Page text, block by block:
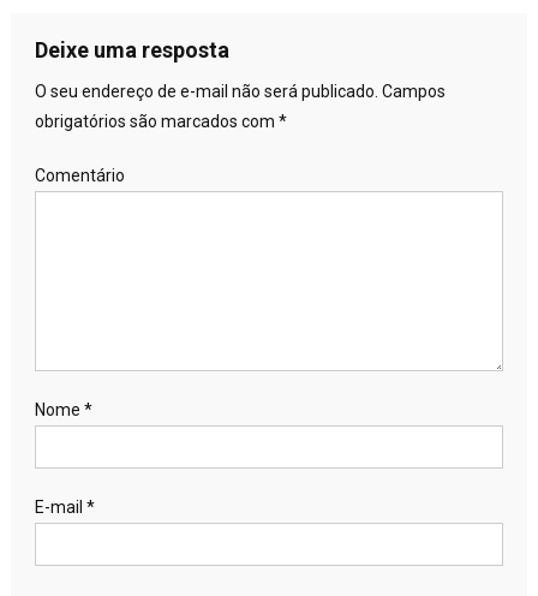
Deixe uma resposta
O seu endereço de e-mail não será publicado. Campos
obrigatórios são marcados com *
Comentário
Nome *
E-mail *